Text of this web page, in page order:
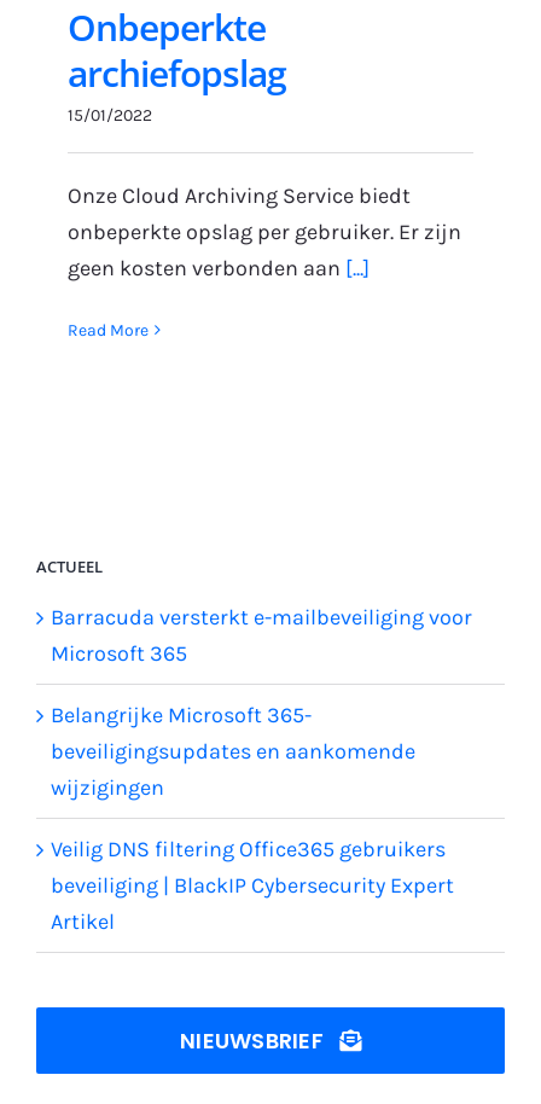
Onbeperkte
archiefopslag
15/01/2022
Onze Cloud Archiving Service biedt
onbeperkte opslag per gebruiker. Er zijn
geen kosten verbonden aan [...]
Read More
ACTUEEL
Barracuda versterkt e-mailbeveiliging voor
Microsoft 365
Belangrijke Microsoft 365-
beveiligingsupdates en aankomende
wijzigingen
Veilig DNS filtering Office365 gebruikers
beveiliging | BlackIP Cybersecurity Expert
Artikel
NIEUWSBRIEF